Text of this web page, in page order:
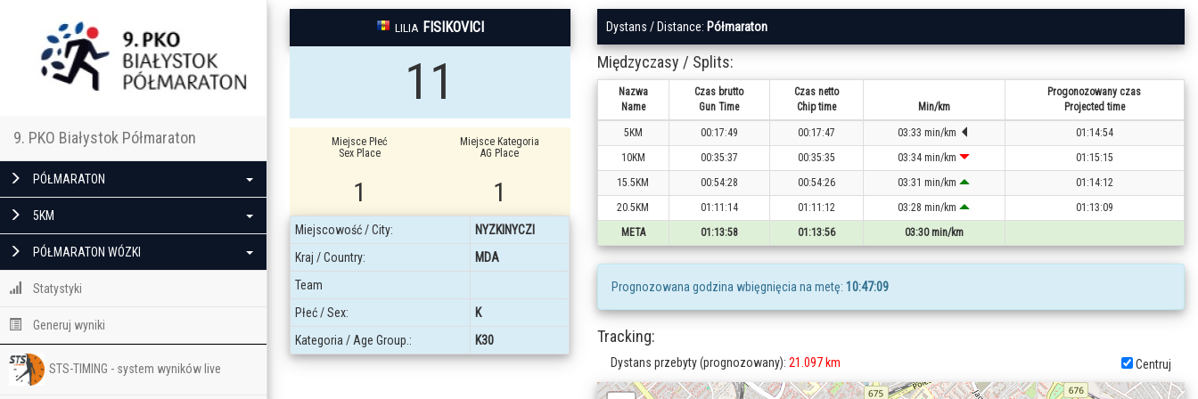
9. PKO Białystok Półmaraton
PÓŁMARATON
5KM
PÓŁMARATON WÓZKI
Statystyki
Generuj wyniki
STS-TIMING - system wyników live
LILIA FISIKOVICI
11
Miejsce Płeć
Sex Place
1
Miejsce Kategoria
AG Place
1
Miejscowość / City:
NYZKINYCZI
Kraj / Country:
MDA
Team
Płeć / Sex:
K
Kategoria / Age Group.:
K30
Dystans / Distance: Półmaraton
Międzyczasy / Splits:
Nazwa
Name
Czas brutto
Gun Time
Czas netto
Chip time
Min/km
Progonozowany czas
Projected time
5KM 00:17:49 00:17:47 03:33 min/km
01:14:54
10KM
00:35:37 00:35:35 03:34 min/km
01:15:15
15.5KM
00:54:28 00:54:26 03:31 min/km
01:14:12
20.5KM
01:11:14 01:11:12 03:28 min/km
01:13:09
META
01:13:58 01:13:56 03:30 min/km
Prognozowana godzina wbięgnięcia na metę: 10:47:09
Tracking:
Dystans przebyty (prognozowany): 21.097 km Centruj